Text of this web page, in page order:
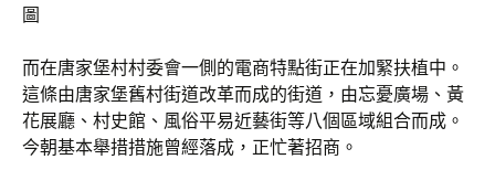
圖
而在唐家堡村村委會一側的電商特點街正在加緊扶植中。
這條由唐家堡舊村街道改革而成的街道，由忘憂廣場、黃
花展廳、村史館、風俗平易近藝街等八個區域組合而成。
今朝基本舉措措施曾經落成，正忙著招商。